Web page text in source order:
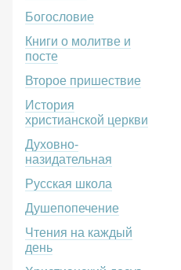
Богословие
Книги о молитве и
посте
Второе пришествие
История
христианской церкви
Духовно-
назидательная
Русская школа
Душепопечение
Чтения на каждый
день